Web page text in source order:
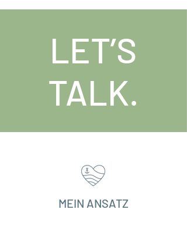
LET’S
TALK.
MEIN ANSATZ